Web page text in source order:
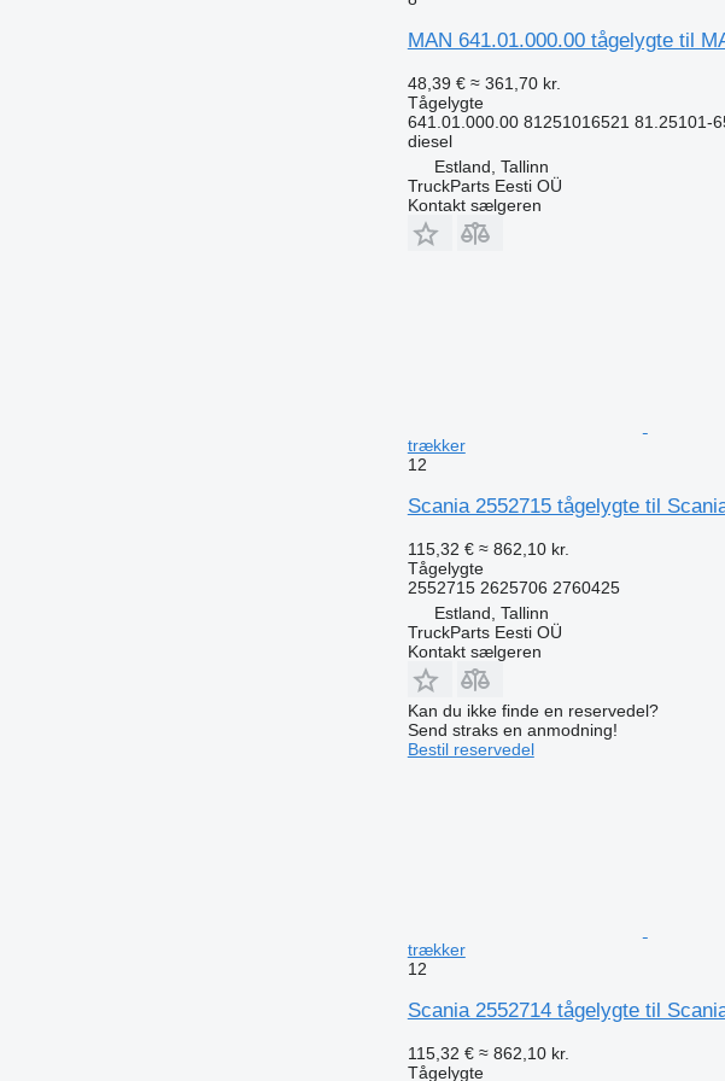
MAN 641.01.000.00 tågelygte til
48,39 € ≈ 361,70 kr.
Tågelygte
641.01.000.00 81251016521 81.25101-
diesel
Estland, Tallinn
TruckParts Eesti OÜ
Kontakt sælgeren
trækker
12
Scania 2552715 tågelygte til
115,32 € ≈ 862,10 kr.
Tågelygte
2552715 2625706 2760425
Estland, Tallinn
TruckParts Eesti OÜ
Kontakt sælgeren
Kan du ikke finde en reservedel?
Send straks en anmodning!
Bestil reservedel
trækker
12
Scania 2552714 tågelygte til
115,32 € ≈ 862,10 kr.
Tågelygte